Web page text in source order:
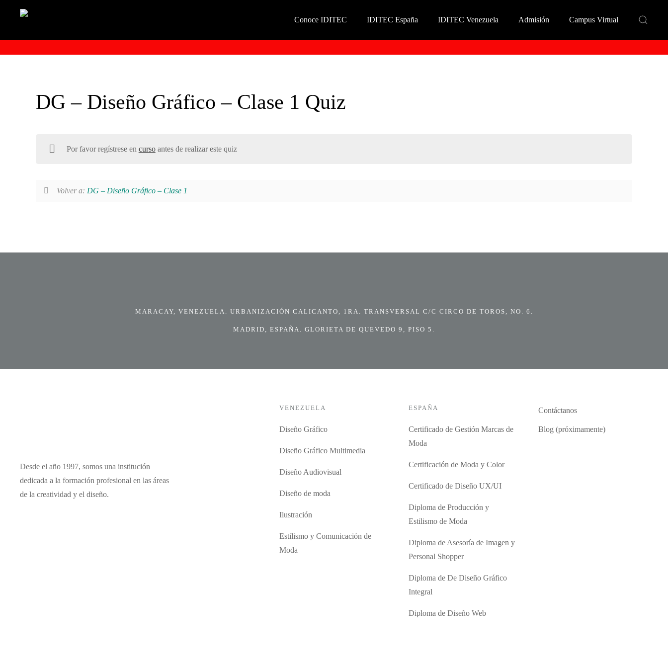
Conoce IDITEC IDITEC España IDITEC Venezuela Admisión Campus Virtual
DG – Diseño Gráfico – Clase 1 Quiz
Por favor regístrese en cursoantes de realizar este quiz
Volver a: DG – Diseño Gráfico – Clase 1
MARACAY, VENEZUELA. URBANIZACIÓN CALICANTO, 1RA. TRANSVERSAL C/C CIRCO DE TOROS, NO. 6.
MADRID, ESPAÑA. GLORIETA DE QUEVEDO 9, PISO 5.
Desde el año 1997, somos una institución
dedicada a la formación profesional en las áreas
de la creatividad y el diseño.
VENEZUELA
Diseño Gráfico
Diseño Gráfico Multimedia
Diseño Audiovisual
Diseño de moda
Ilustración
Estilismo y Comunicación de
Moda
ESPAÑA
Certificado de Gestión Marcas de
Moda
Certificación de Moda y Color
Certificado de Diseño UX/UI
Diploma de Producción y
Estilismo de Moda
Diploma de Asesoría de Imagen y
Personal Shopper
Diploma de De Diseño Gráfico
Integral
Diploma de Diseño Web
Contáctanos
Blog (próximamente)